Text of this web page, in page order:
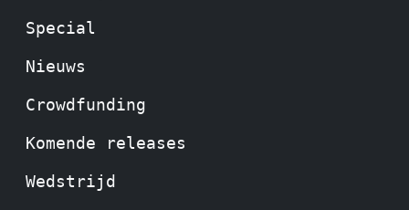
Special
Nieuws
Crowdfunding
Komende releases
Wedstrijd